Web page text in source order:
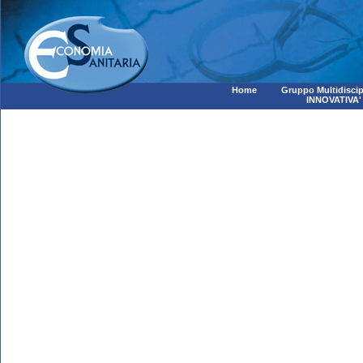
Home
Gruppo
INNOVATIVA'